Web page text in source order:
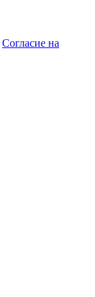
Согласие на